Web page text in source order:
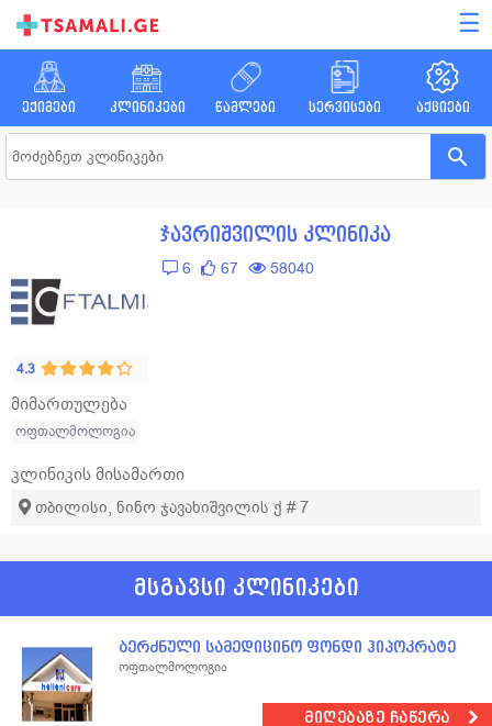
☰
ექიმები კლინიკები წამლები სერვისები აქციები
4.3
ჯავრიშვილის კლინიკა
6 67 58040
მიმართულება
ოფთალმოლოგია
კლინიკის მისამართი
თბილისი, ნინო ჯავახიშვილის ქ # 7
მსგავსი კლინიკები
ბერძნული სამედიცინო ფონდი ჰიპოკრატე
ოფთალმოლოგია
მიღებაზე ჩაწერა